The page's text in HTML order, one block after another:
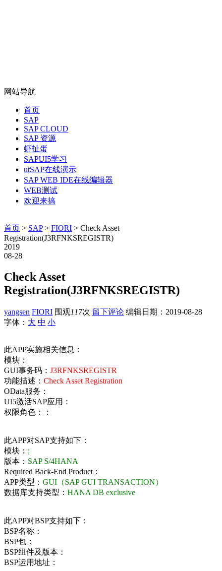
网站导航
首页
SAP
SAP CLOUD
SAP 资源
虾扯蛋
SAPUI5学习
utSAP在线演示
SAP WEB IDE在线编辑器
WEB测试
欢迎来搞
首页 > SAP> FIORI > Check Asset
Registration(J3RFNKSREGISTR)
2019
08-28
Check Asset
Registration(J3RFNKSREGISTR)
yangsen FIORI 围观117次 留下评论 编辑日期： 2019-08-28
字体： 大 中 小
此APP实施相关信息：
模块：
GUI事务码： J3RFNKSREGISTR
功能描述： Check Asset Registration
OData服务：
UI5激活SAP应用：
权限角色：：
此APP对SAP支持如下：
模块： ;
版本： SAP S/4HANA
Required Back-End Product：
APP类型： GUI（SAP GUI TRANSACTION）
数据库支持类型： HANA DB exclusive
此APP对BSP支持如下：
BSP名称：
BSP包：
BSP组件及版本：
BSP运用地址：